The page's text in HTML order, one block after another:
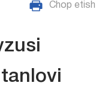
Chop etish